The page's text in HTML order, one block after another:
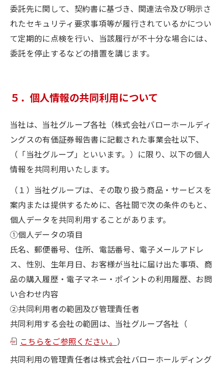
委託先に関して、契約書に基づき、関連法令及び明示さ
れたセキュリティ要求事項等が履行されているかについ
て定期的に点検を行い、当該履行が不十分な場合には、
委託を停止するなどの措置を講じます。
５．個人情報の共同利用について
当社は、当社グループ各社（株式会社バローホールディ
ングスの有価証券報告書に記載された事業会社以下、
（「当社グループ」といいます。）に限り、以下の個人
情報を共同利用いたします。
（１）当社グループは、その取り扱う商品・サービスを
案内または提供するために、各社間で次の条件のもと、
個人データを共同利用することがあります。
①個人データの項目
氏名、郵便番号、住所、電話番号、電子メールアドレ
ス、性別、生年月日、お客様が当社に届け出た事項、商
品の購入履歴・電子マネー・ポイントの利用履歴、お問
い合わせ内容
②共同利用者の範囲及び管理責任者
共同利用する会社の範囲は、当社グループ各社（
こちらをご参照ください。 ）
共同利用の管理責任者は株式会社バローホールディング